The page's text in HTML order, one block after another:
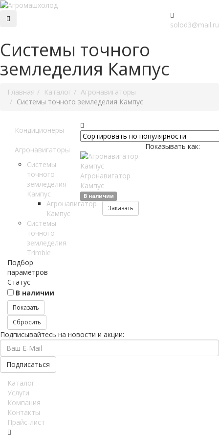
solod3@mail.ru
Системы точного
земледелия Кампус
Главная Каталог
Агронавигаторы
Системы точного земледелия Кампус
Кондиционеры
Агронавигаторы
Системы
точного
земледелия
Кампус
Агронавигатор
Кампус
Системы
точного
земледелия
Trimble
Подбор
параметров
Статус
В наличии
Показывать как:
Агронавигатор
Кампус
В наличии
Заказать
Подписывайтесь на новости и акции:
Каталог
Услуги
Компания
Контакты
Прайс-лист